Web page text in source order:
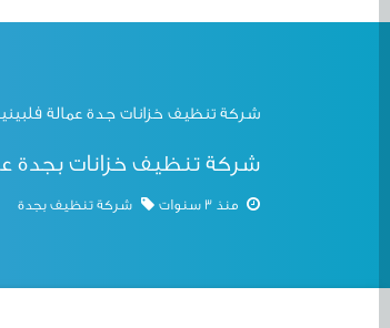
شركة تنظيف خزانات جدة عمالة فلبينية
شركة تنظيف خزانات بجدة
منذ 3 سنوات شركة تنظيف بجدة